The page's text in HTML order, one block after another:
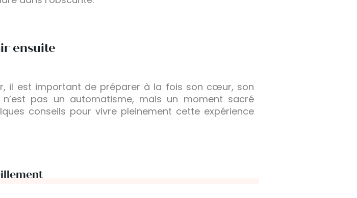
ensuite
il est important de préparer à la fois son cœur, son
pas un automatisme, mais un moment sacré
conseils pour vivre pleinement cette expérience